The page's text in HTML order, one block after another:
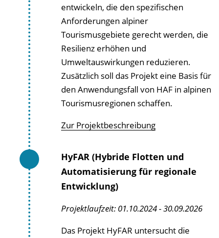
entwickeln, die den spezifischen
Anforderungen alpiner
Tourismusgebiete gerecht werden, die
Resilienz erhöhen und
Umweltauswirkungen reduzieren.
Zusätzlich soll das Projekt eine Basis für
den Anwendungsfall von HAF in alpinen
Tourismusregionen schaffen.
Zur Projektbeschreibung
HyFAR (Hybride Flotten und
Automatisierung für regionale
Entwicklung)
Projektlaufzeit: 01.10.2024 - 30.09.2026
Das Projekt HyFAR untersucht die